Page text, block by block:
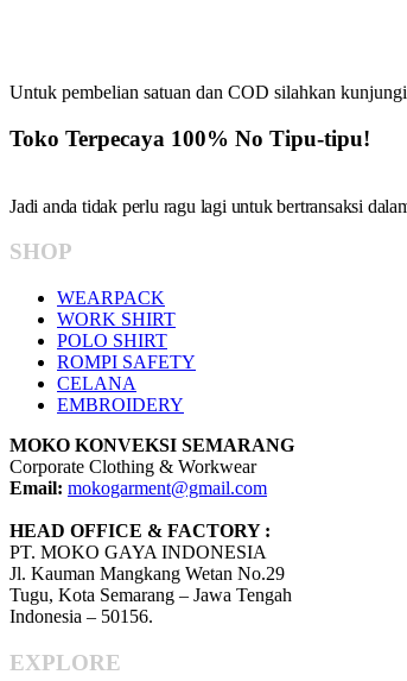
Untuk pembelian satuan dan COD silahkan
Toko Terpecaya 100% No Tipu-tipu!
Jadi anda tidak perlu ragu lagi untuk bertransaksi
SHOP
WEARPACK
WORK SHIRT
POLO SHIRT
ROMPI SAFETY
CELANA
EMBROIDERY
MOKO KONVEKSI SEMARANG
Corporate Clothing & Workwear
Email: mokogarment@gmail.com
HEAD OFFICE & FACTORY :
PT. MOKO GAYA INDONESIA
Jl. Kauman Mangkang Wetan No.29
Tugu, Kota Semarang – Jawa Tengah
Indonesia – 50156.
EXPLORE